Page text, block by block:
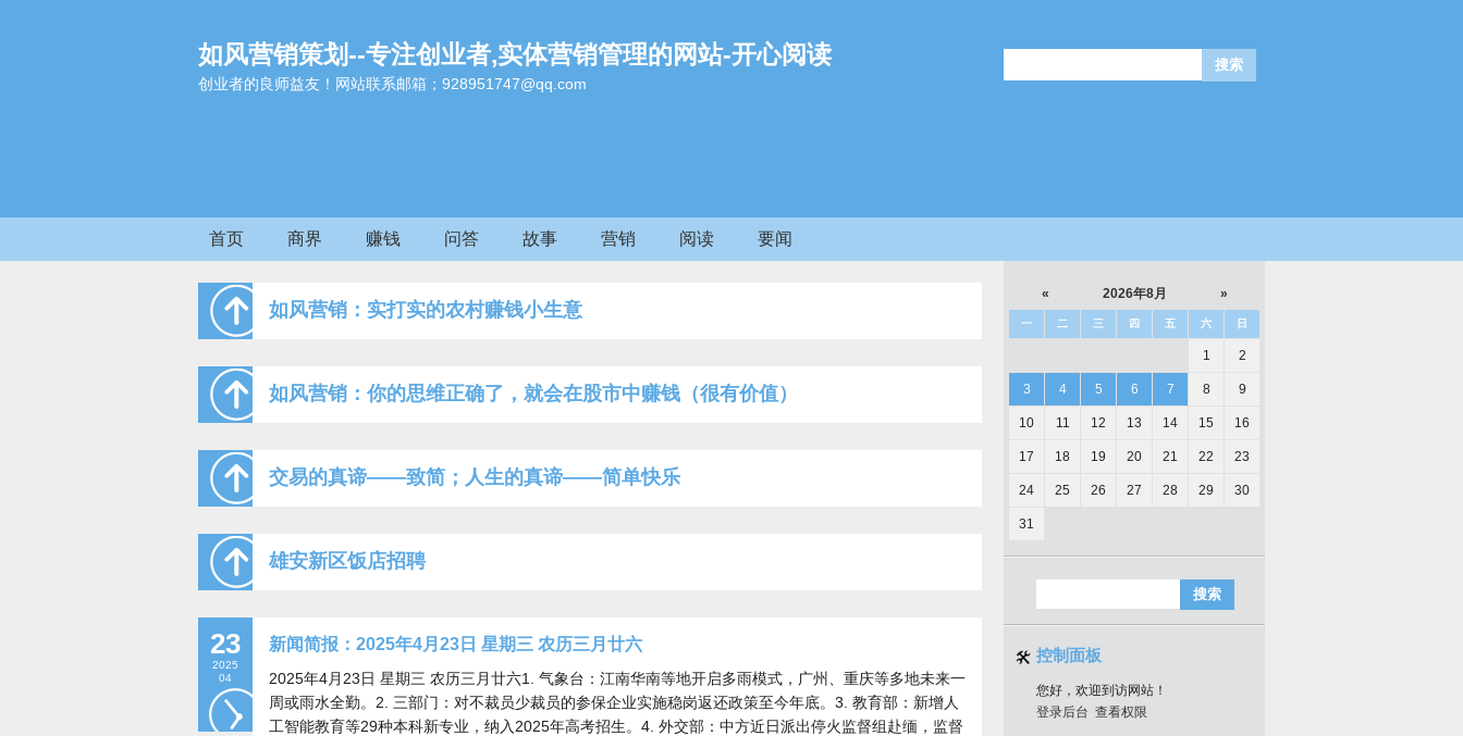
如风营销策划--专注创业者,实体营销管理的网站-开心阅读
创业者的良师益友！网站联系邮箱；928951747@qq.com
首页 商界 赚钱 问答 故事 营销 阅读 要闻
如风营销：实打实的农村赚钱小生意
如风营销：你的思维正确了，就会在股市中赚钱（很有价值）
交易的真谛——致简；人生的真谛——简单快乐
雄安新区饭店招聘
23
2025
04
新闻简报：2025年4月23日 星期三 农历三月廿六
2025年4月23日 星期三 农历三月廿六1. 气象台：江南华南等地开启多雨模式，广州、重庆等多地未来一
周或雨水全勤。2. 三部门：对不裁员少裁员的参保企业实施稳岗返还政策至今年底。3. 教育部：新增人
工智能教育等29种本科新专业，纳入2025年高考招生。4. 外交部：中方近日派出停火监督组赴缅，监督
« 2026年8月 »
一 二 三 四 五 六 日
1 2
3 4 5 6 7 8 9
10 11 12 13 14 15 16
17 18 19 20 21 22 23
24 25 26 27 28 29 30
31
控制面板
您好，欢迎到访网站！
登录后台 查看权限